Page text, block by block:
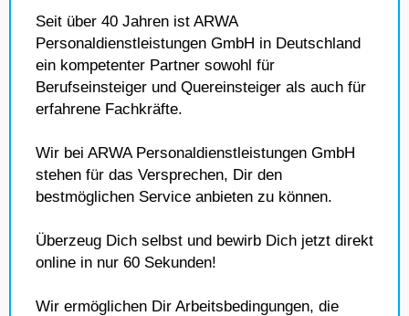
Seit über 40 Jahren ist ARWA
Personaldienstleistungen GmbH in Deutschland
ein kompetenter Partner sowohl für
Berufseinsteiger und Quereinsteiger als auch für
erfahrene Fachkräfte.
Wir bei ARWA Personaldienstleistungen GmbH
stehen für das Versprechen, Dir den
bestmöglichen Service anbieten zu können.
Überzeug Dich selbst und bewirb Dich jetzt direkt
online in nur 60 Sekunden!
Wir ermöglichen Dir Arbeitsbedingungen, die